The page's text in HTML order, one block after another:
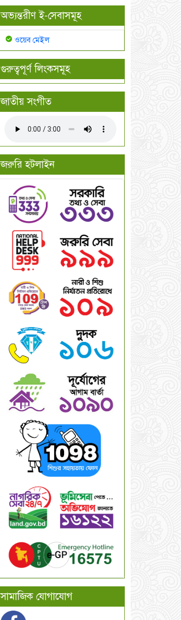
অভ্যন্তরীণ ই-সেবাসমূহ
ওয়েব মেইল
গুরুত্বপূর্ণ লিংকসমূহ
জাতীয় সংগীত
জরুরি হটলাইন
সামাজিক যোগাযোগ